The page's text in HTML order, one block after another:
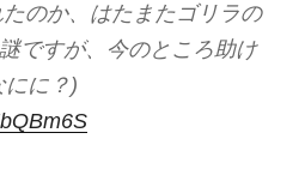
のか、はたまたゴリラの
ですが、今のところ助け
にに？)